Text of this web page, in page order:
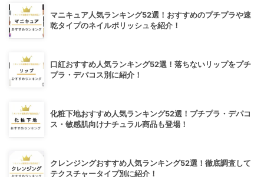
マニキュア人気ランキング52選！おすすめのプチプラや速
乾タイプのネイルポリッシュを紹介！
口紅おすすめ人気ランキング52選！落ちないリップをプチ
プラ・デパコス別に紹介！
化粧下地おすすめ人気ランキング52選！プチプラ・デパコ
ス・敏感肌向けナチュラル商品も登場！
クレンジングおすすめ人気ランキング52選！徹底調査して
テクスチャータイプ別に紹介！